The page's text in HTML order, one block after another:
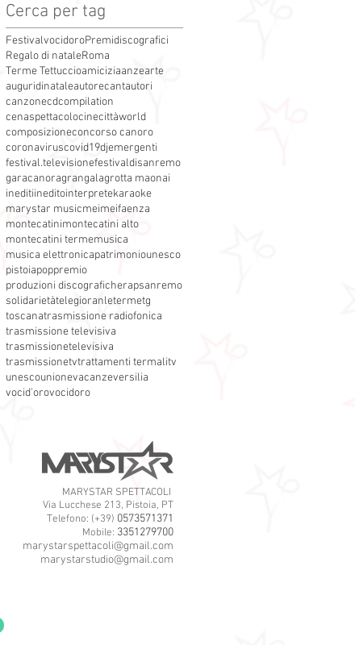
Cerca per tag
FestivalvocidoroPremidiscografici
Regalo di nataleRoma
Terme Tettuccioamiciziaanzearte
auguridinataleautorecantautori
canzonecdcompilation
cenaspettacolocinecittàworld
composizioneconcorso canoro
coronaviruscovid19djemergenti
festival.televisionefestivaldisanremo
garacanoragrangalagrotta maonai
ineditiineditointerpretekaraoke
marystar musicmeimeifaenza
montecatinimontecatini alto
montecatini termemusica
musica elettronicapatrimoniounesco
pistoiapoppremio
produzioni discograficherapsanremo
solidarietàtelegioranletermetg
toscanatrasmissione radiofonica
trasmissione televisiva
trasmissionetelevisiva
trasmissionetvtrattamenti termalitv
unescounionevacanzeversilia
vocid'orovocidoro
MARYSTAR SPETTACOLI
Via Lucchese 213, Pistoia, PT
Telefono: (+39) 0573571371
Mobile: 3351279700
marystarspettacoli@gmail.com
marystarstudio@gmail.com